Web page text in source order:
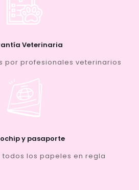
Veterinaria
por profesionales veterinarios
y pasaporte
todos los papeles en regla